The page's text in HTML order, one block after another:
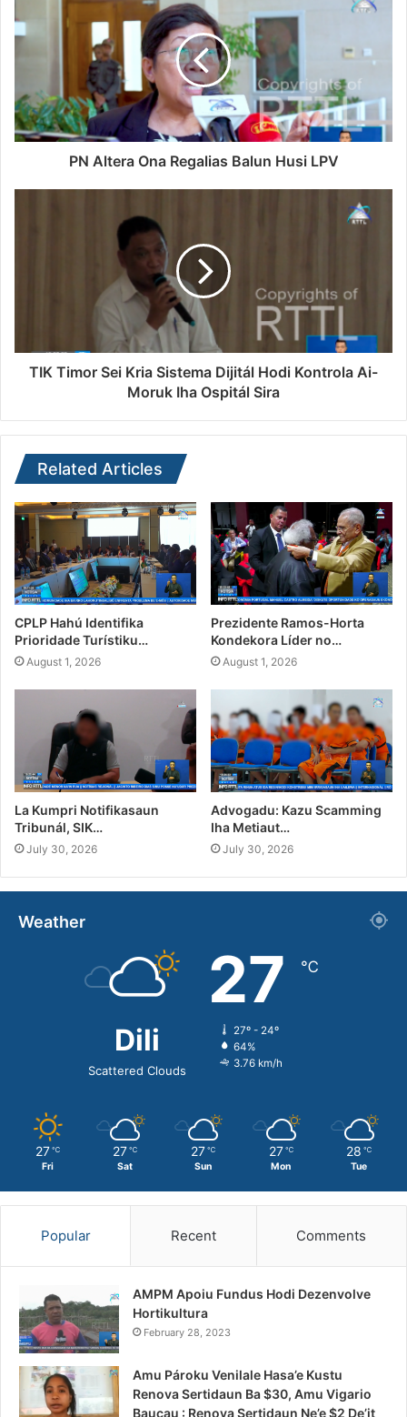
PN Altera Ona Regalias Balun Husi LPV
TIK Timor Sei Kria Sistema Dijitál Hodi Kontrola Ai-
Moruk Iha Ospitál Sira
Related Articles
CPLP Hahú Identifika
Prioridade Turístiku…
August 1, 2026
Prezidente Ramos-Horta
Kondekora Líder no…
August 1, 2026
La Kumpri Notifikasaun
Tribunál, SIK…
July 30, 2026
Advogadu: Kazu Scamming
Iha Metiaut…
July 30, 2026
Weather
Dili
Scattered Clouds
27 ℃
27º - 24º
64%
3.76 km/h
27 ℃
Fri
27 ℃
Sat
27 ℃
Sun
27 ℃
Mon
28 ℃
Tue
Popular Recent Comments
AMPM Apoiu Fundus Hodi Dezenvolve
Hortikultura
February 28, 2023
Amu Pároku Venilale Hasa’e Kustu
Renova Sertidaun Ba $30, Amu Vigario
Baucau : Renova Sertidaun Ne’e $2 De’it